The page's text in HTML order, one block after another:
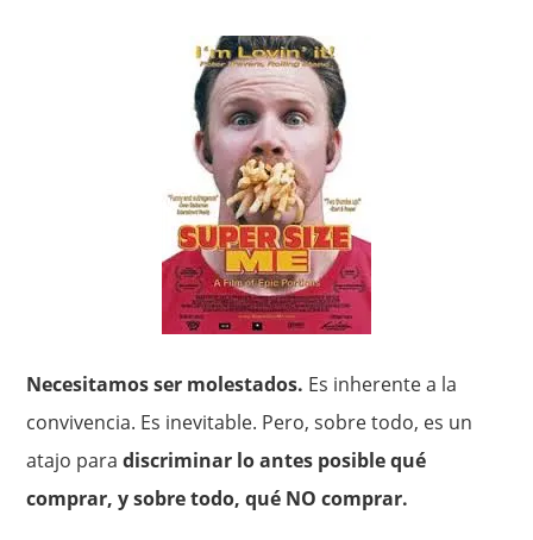
Necesitamos ser molestados. Es inherente a la
convivencia. Es inevitable. Pero, sobre todo, es un
atajo paradiscriminar lo antes posible qué
comprar, y sobre todo, qué NO comprar.